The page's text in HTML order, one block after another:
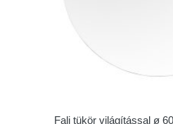
Fali tükör világítással ø